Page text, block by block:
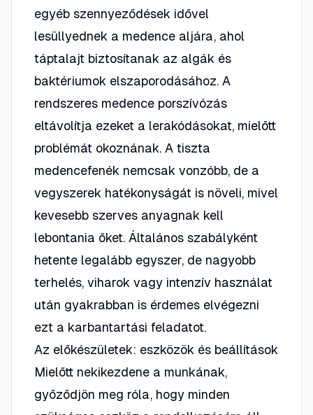
egyéb szennyeződések idővel
lesüllyednek a medence aljára, ahol
táptalajt biztosítanak az algák és
baktériumok elszaporodásához. A
rendszeres medence porszívózás
eltávolítja ezeket a lerakódásokat, mielőtt
problémát okoznának. A tiszta
medencefenék nemcsak vonzóbb, de a
vegyszerek hatékonyságát is növeli, mivel
kevesebb szerves anyagnak kell
lebontania őket. Általános szabályként
hetente legalább egyszer, de nagyobb
terhelés, viharok vagy intenzív használat
után gyakrabban is érdemes elvégezni
ezt a karbantartási feladatot.
Az előkészületek: eszközök és beállítások
Mielőtt nekikezdene a munkának,
győződjön meg róla, hogy minden